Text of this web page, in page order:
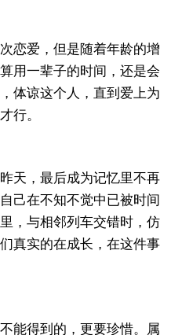
恋爱，但是随着年龄的增
用一辈子的时间，还是会
体谅这个人，直到爱上为
行。
天，最后成为记忆里不再
己在不知不觉中已被时间
，与相邻列车交错时，仿
真实的在成长，在这件事
能得到的，更要珍惜。属